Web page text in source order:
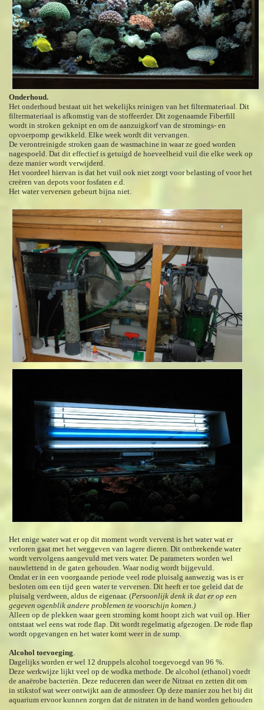
Onderhoud.
Het onderhoud bestaat uit het wekelijks reinigen van het filtermateriaal. Dit
filtermateriaal is afkomstig van de stoffeerder. Dit zogenaamde Fiberfill
wordt in stroken geknipt en om de aanzuigkorf van de stromings- en
opvoerpomp gewikkeld. Elke week wordt dit vervangen.
De verontreinigde stroken gaan de wasmachine in waar ze goed worden
nagespoeld. Dat dit effectief is getuigd de hoeveelheid vuil die elke week op
deze manier wordt verwijderd.
Het voordeel hiervan is dat het vuil ook niet zorgt voor belasting of voor het
creëren van depots voor fosfaten e.d.
Het water verversen gebeurt bijna niet.
Het enige water wat er op dit moment wordt ververst is het water wat er
verloren gaat met het weggeven van lagere dieren. Dit ontbrekende water
wordt vervolgens aangevuld met vers water. De parameters worden wel
nauwlettend in de gaten gehouden. Waar nodig wordt bijgevuld.
Omdat er in een voorgaande periode veel rode pluisalg aanwezig was is er
besloten om een tijd geen water te verversen. Dit heeft er toe geleid dat de
pluisalg verdween, aldus de eigenaar. (Persoonlijk denk ik dat er op een
gegeven ogenblik andere problemen te voorschijn komen.)
Alleen op de plekken waar geen stroming komt hoopt zich wat vuil op. Hier
ontstaat wel eens wat rode flap. Dit wordt regelmatig afgezogen. De rode flap
wordt opgevangen en het water komt weer in de sump.
Alcohol toevoeging.
Dagelijks worden er wel 12 druppels alcohol toegevoegd van 96 %.
Deze werkwijze lijkt veel op de wodka methode. De alcohol (ethanol) voedt
de anaërobe bacteriën. Deze reduceren dan weer de Nitraat en zetten dit om
in stikstof wat weer ontwijkt aan de atmosfeer. Op deze manier zou het bij dit
aquarium ervoor kunnen zorgen dat de nitraten in de hand worden gehouden